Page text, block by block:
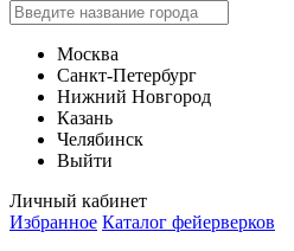
Москва
Санкт-Петербург
Нижний Новгород
Казань
Челябинск
Выйти
Личный кабинет
Избранное Каталог фейерверков